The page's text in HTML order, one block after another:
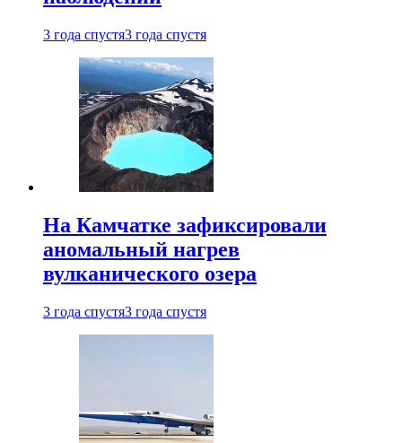
3 года спустя3 года спустя
На Камчатке зафиксировали
аномальный нагрев
вулканического озера
3 года спустя3 года спустя